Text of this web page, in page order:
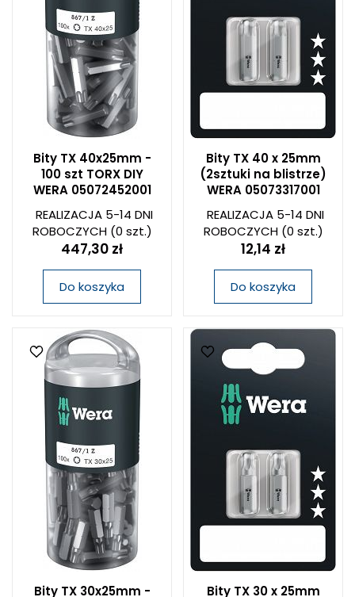
Bity TX 40x25mm -
100 szt TORX DIY
WERA 05072452001
REALIZACJA 5-14 DNI
ROBOCZYCH(0 szt.)
447,30 zł
Do koszyka
Bity TX 40 x 25mm
(2sztuki na blistrze)
WERA 05073317001
REALIZACJA 5-14 DNI
ROBOCZYCH(0 szt.)
12,14 zł
Do koszyka
Bity TX 30x25mm -
Bity TX 30 x 25mm